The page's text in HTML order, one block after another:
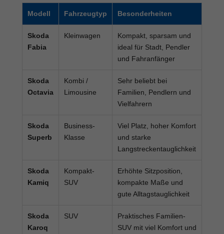
Modell Fahrzeugtyp Besonderheiten
Skoda
Fabia
Kleinwagen
Kompakt, sparsam und
ideal für Stadt, Pendler
und Fahranfänger
Skoda
Octavia
Kombi /
Limousine
Sehr beliebt bei
Familien, Pendlern und
Vielfahrern
Skoda
Superb
Business-
Klasse
Viel Platz, hoher Komfort
und starke
Langstreckentauglichkeit
Skoda
Kamiq
Kompakt-
SUV
Erhöhte Sitzposition,
kompakte Maße und
gute Alltagstauglichkeit
Skoda
Karoq
SUV
Praktisches Familien-
SUV mit viel Komfort und